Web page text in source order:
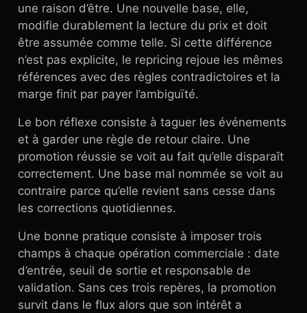
une raison d’être. Une nouvelle base, elle,
modifie durablement la lecture du prix et doit
être assumée comme telle. Si cette différence
n’est pas explicite, le repricing rejoue les mêmes
références avec des règles contradictoires et la
marge finit par payer l’ambiguïté.
Le bon réflexe consiste à taguer les événements
et à garder une règle de retour claire. Une
promotion réussie se voit au fait qu’elle disparaît
correctement. Une base mal nommée se voit au
contraire parce qu’elle revient sans cesse dans
les corrections quotidiennes.
Une bonne pratique consiste à imposer trois
champs à chaque opération commerciale : date
d’entrée, seuil de sortie et responsable de
validation. Sans ces trois repères, la promotion
survit dans le flux alors que son intérêt a